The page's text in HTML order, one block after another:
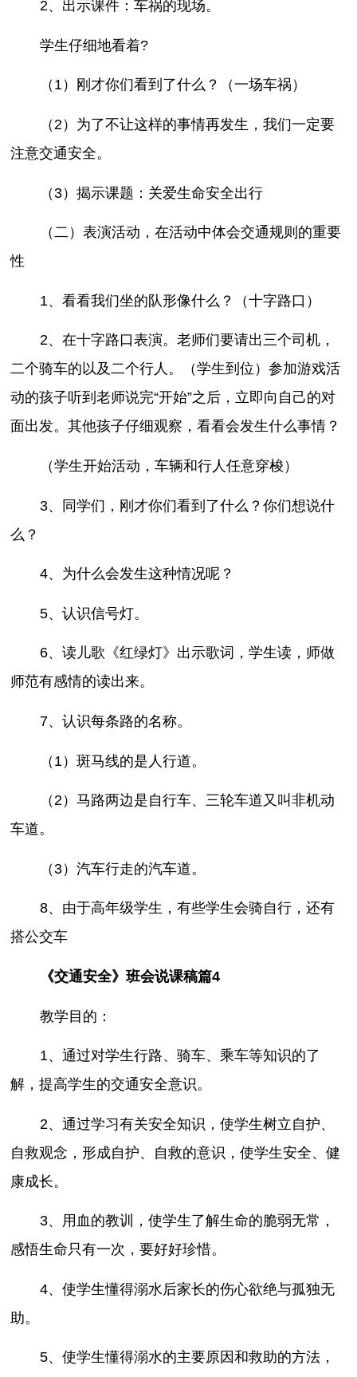
2、出示课件：车祸的现场。
学生仔细地看着?
（1）刚才你们看到了什么？（一场车祸）
（2）为了不让这样的事情再发生，我们一定要
注意交通安全。
（3）揭示课题：关爱生命安全出行
（二）表演活动，在活动中体会交通规则的重要
性
1、看看我们坐的队形像什么？（十字路口）
2、在十字路口表演。老师们要请出三个司机，
二个骑车的以及二个行人。（学生到位）参加游戏活
动的孩子听到老师说完“开始”之后，立即向自己的对
面出发。其他孩子仔细观察，看看会发生什么事情？
（学生开始活动，车辆和行人任意穿梭）
3、同学们，刚才你们看到了什么？你们想说什
么？
4、为什么会发生这种情况呢？
5、认识信号灯。
6、读儿歌《红绿灯》出示歌词，学生读，师做
师范有感情的读出来。
7、认识每条路的名称。
（1）斑马线的是人行道。
（2）马路两边是自行车、三轮车道又叫非机动
车道。
（3）汽车行走的汽车道。
8、由于高年级学生，有些学生会骑自行，还有
搭公交车
《交通安全》班会说课稿篇4
教学目的：
1、通过对学生行路、骑车、乘车等知识的了
解，提高学生的交通安全意识。
2、通过学习有关安全知识，使学生树立自护、
自救观念，形成自护、自救的意识，使学生安全、健
康成长。
3、用血的教训，使学生了解生命的脆弱无常，
感悟生命只有一次，要好好珍惜。
4、使学生懂得溺水后家长的伤心欲绝与孤独无
助。
5、使学生懂得溺水的主要原因和救助的方法，